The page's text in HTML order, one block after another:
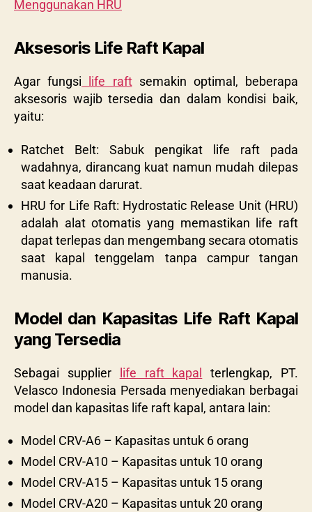
Menggunakan HRU
Aksesoris Life Raft Kapal
Agar fungsi life raftsemakin optimal, beberapa
aksesoris wajib tersedia dan dalam kondisi baik,
yaitu:
Ratchet Belt: Sabuk pengikat life raft pada
wadahnya, dirancang kuat namun mudah dilepas
saat keadaan darurat.
HRU for Life Raft: Hydrostatic Release Unit (HRU)
adalah alat otomatis yang memastikan life raft
dapat terlepas dan mengembang secara otomatis
saat kapal tenggelam tanpa campur tangan
manusia.
Model dan Kapasitas Life Raft Kapal
yang Tersedia
Sebagai supplier life raft kapal terlengkap, PT.
Velasco Indonesia Persada menyediakan berbagai
model dan kapasitas life raft kapal, antara lain:
Model CRV-A6 – Kapasitas untuk 6 orang
Model CRV-A10 – Kapasitas untuk 10 orang
Model CRV-A15 – Kapasitas untuk 15 orang
Model CRV-A20 – Kapasitas untuk 20 orang